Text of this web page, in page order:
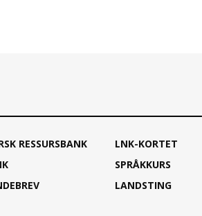
RESSURSBANK
LNK-KORTET
SPRÅKKURS
LANDSTING